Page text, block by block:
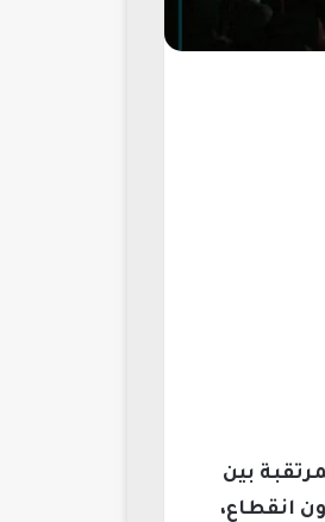
بين
انقطاع،